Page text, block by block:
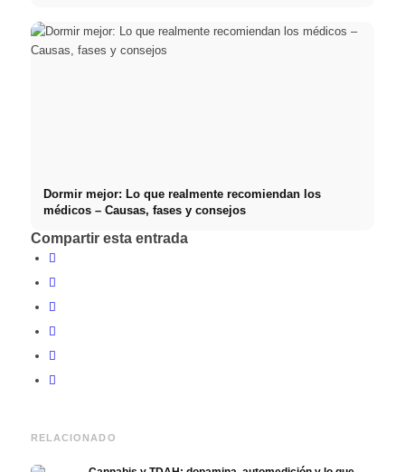
Dormir mejor: Lo que realmente recomiendan los
médicos – Causas, fases y consejos
Compartir esta entrada
RELACIONADO